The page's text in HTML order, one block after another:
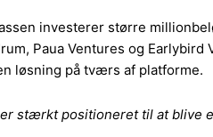
investerer større
Paua Ventures og
løsning på tværs af platforme.
stærkt positioneret til at